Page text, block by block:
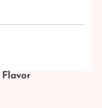
Flavor